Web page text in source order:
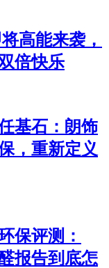
高能来袭，
倍快乐
基石：朗饰
，重新定义
保评测：
报告到底怎